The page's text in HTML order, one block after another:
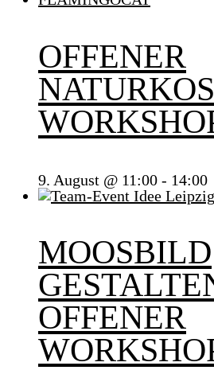
OFFENER
9. August @ 11:00 - 14:00
MOOSBILD
OFFENER